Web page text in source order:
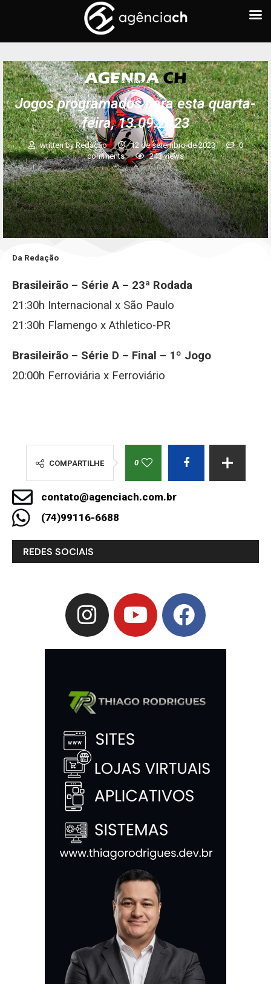
AGENDA CH
Jogos programados para esta quarta-
feira, 13.09.2023
written byRedação 12 de setembro de 2023
0
comments
243views
Da Redação
Brasileirão – Série A – 23ª Rodada
21:30h Internacional x São Paulo
21:30h Flamengo x Athletico-PR
Brasileirão – Série D – Final – 1º Jogo
20:00h Ferroviária x Ferroviário
COMPARTILHE 0
contato@agenciach.com.br
(74)99116-6688
REDES SOCIAIS